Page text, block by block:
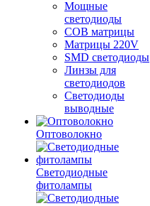
Мощные
светодиоды
COB матрицы
Матрицы 220V
SMD светодиоды
Линзы для
светодиодов
Светодиоды
выводные
Оптоволокно
Светодиодные
фитолампы